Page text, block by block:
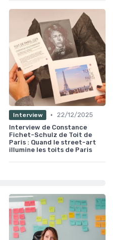
Interview •
22/12/2025
Interview de Constance
Fichet-Schulz de Toit de
Paris : Quand le street-art
illumine les toits de Paris